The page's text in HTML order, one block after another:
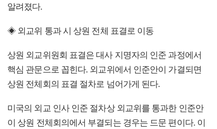
알려졌다.
◈ 외교위 통과 시 상원 전체 표결로 이동
상원 외교위원회 표결은 대사 지명자의 인준 과정에서
핵심 관문으로 꼽힌다. 외교위에서 인준안이 가결되면
상원 전체회의 표결 절차로 넘어가게 된다.
미국의 외교 인사 인준 절차상 외교위를 통과한 인준안
이 상원 전체회의에서 부결되는 경우는 드문 편이다. 이